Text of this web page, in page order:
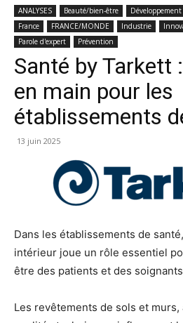
ANALYSES Beauté/bien-être
France
FRANCE/MONDE Industrie
Parole d'expert
Prévention
Santé by Tarkett
en main pour les
établissements
13 juin 2025
Dans les établissements de
intérieur joue un rôle essentiel
être des patients et des
Les revêtements de sols et